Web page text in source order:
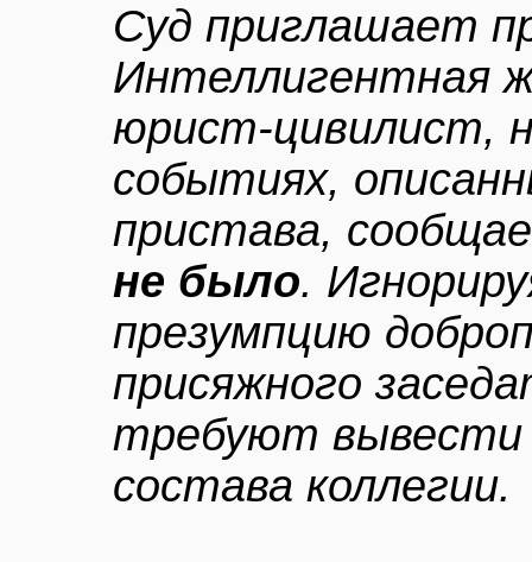
Суд приглашает
Интеллигентная
юрист-цивилист,
событиях,
пристава,
не было.
презумпцию
присяжного
требуют вывести
состава коллегии.